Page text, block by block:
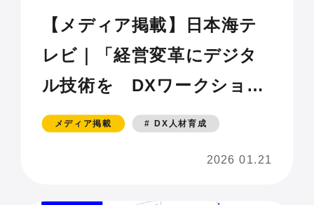
【メディア掲載】日本海テ
レビ｜「経営変革にデジタ
ル技術を DXワークショッ
プが開催 経営者たちが試
メディア掲載 # DX人材育成
2026 01.21